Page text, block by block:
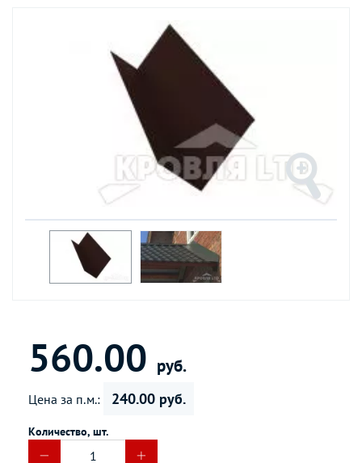
560.00 руб.
Цена за п.м.: 240.00 руб.
Количество, шт.